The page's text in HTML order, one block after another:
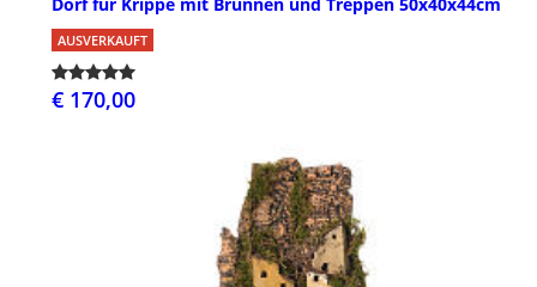
AUSVERKAUFT
€ 170,00